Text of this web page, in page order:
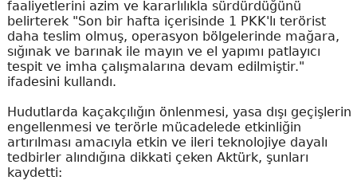
faaliyetlerini azim ve kararlılıkla sürdürdüğünü
belirterek "Son bir hafta içerisinde 1 PKK'lı terörist
daha teslim olmuş, operasyon bölgelerinde mağara,
sığınak ve barınak ile mayın ve el yapımı patlayıcı
tespit ve imha çalışmalarına devam edilmiştir."
ifadesini kullandı.
Hudutlarda kaçakçılığın önlenmesi, yasa dışı geçişlerin
engellenmesi ve terörle mücadelede etkinliğin
artırılması amacıyla etkin ve ileri teknolojiye dayalı
tedbirler alındığına dikkati çeken Aktürk, şunları
kaydetti: